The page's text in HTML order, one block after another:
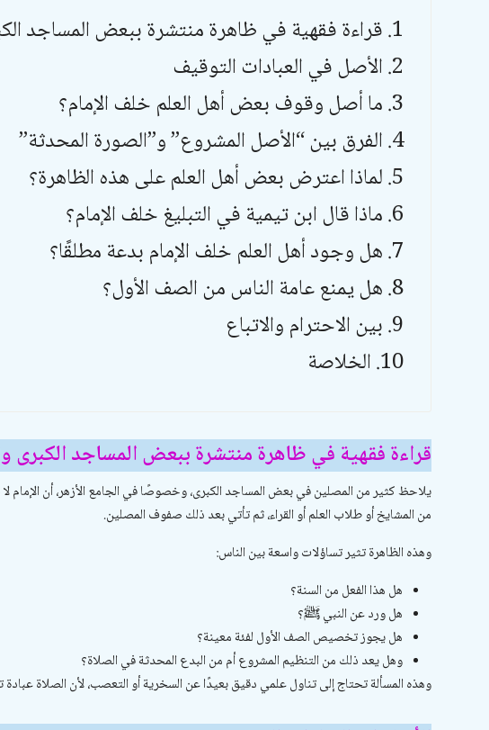
أحكام الحفلات والمناسبات
قراءة فقهية في ظاهرة منتشرة ببعض المساجد
الأصل في العبادات التوقيف
ما أصل وقوف بعض أهل العلم خلف الإمام؟
الفرق بين “الأصل المشروع” و”الصورة المحدثة”
لماذا اعترض بعض أهل العلم على هذه الظاهرة؟
ماذا قال ابن تيمية في التبليغ خلف الإمام؟
هل وجود أهل العلم خلف الإمام بدعة مطلقًا؟
هل يمنع عامة الناس من الصف الأول؟
بين الاحترام والاتباع
الخلاصة
قراءة فقهية في ظاهرة منتشرة ببعض المساجد الكبرى
يلاحظ كثير من المصلين في بعض المساجد الكبرى، وخصوصًا في الجامع الأزهر، أن
من المشايخ أو طلاب العلم أو القراء، ثم تأتي بعد ذلك صفوف المصلين.
وهذه الظاهرة تثير تساؤلات واسعة بين الناس:
هل هذا الفعل من السنة؟
هل ورد عن النبي ﷺ؟
هل يجوز تخصيص الصف الأول لفئة معينة؟
وهل يعد ذلك من التنظيم المشروع أم من البدع المحدثة في الصلاة؟
وهذه المسألة تحتاج إلى تناول علمي دقيق بعيدًا عن السخرية أو التعصب، لأن الصلاة عبادة